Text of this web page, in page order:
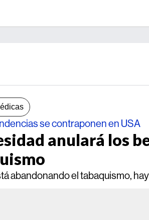
se contraponen en USA
anulará los
abandonando el tabaquismo,